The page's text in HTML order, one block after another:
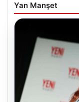
Yan Manşet